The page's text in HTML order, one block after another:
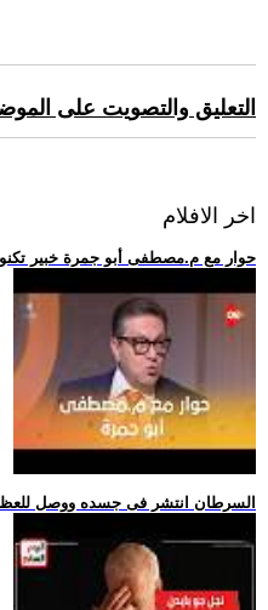
التعليق والتصويت على
اخر الافلام
.. حوار مع م.مصطفى أبو جمرة خبير
.. السرطان انتشر فى جسده ووصل